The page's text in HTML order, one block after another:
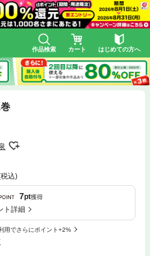
作品検索 カート はじめての方へ
込)
7pt獲得
ト詳細
用でさらにポイント+2%